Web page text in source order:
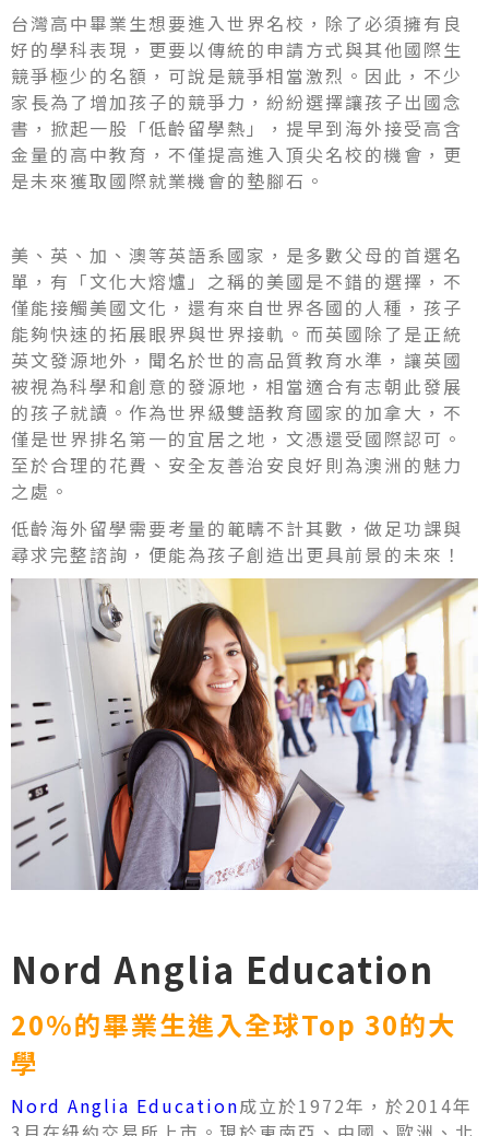
台灣高中畢業生想要進入世界名校，除了必須擁有良
好的學科表現，更要以傳統的申請方式與其他國際生
競爭極少的名額，可說是競爭相當激烈。因此，不少
家長為了增加孩子的競爭力，紛紛選擇讓孩子出國念
書，掀起一股「低齡留學熱」，提早到海外接受高含
金量的高中教育，不僅提高進入頂尖名校的機會，更
是未來獲取國際就業機會的墊腳石。
美、英、加、澳等英語系國家，是多數父母的首選名
單，有「文化大熔爐」之稱的美國是不錯的選擇，不
僅能接觸美國文化，還有來自世界各國的人種，孩子
能夠快速的拓展眼界與世界接軌。而英國除了是正統
英文發源地外，聞名於世的高品質教育水準，讓英國
被視為科學和創意的發源地，相當適合有志朝此發展
的孩子就讀。作為世界級雙語教育國家的加拿大，不
僅是世界排名第一的宜居之地，文憑還受國際認可。
至於合理的花費、安全友善治安良好則為澳洲的魅力
之處。
低齡海外留學需要考量的範疇不計其數，做足功課與
尋求完整諮詢，便能為孩子創造出更具前景的未來！
Nord Anglia Education
20%的畢業生進入全球Top 30的大
學
Nord Anglia Education成立於1972年，於2014年